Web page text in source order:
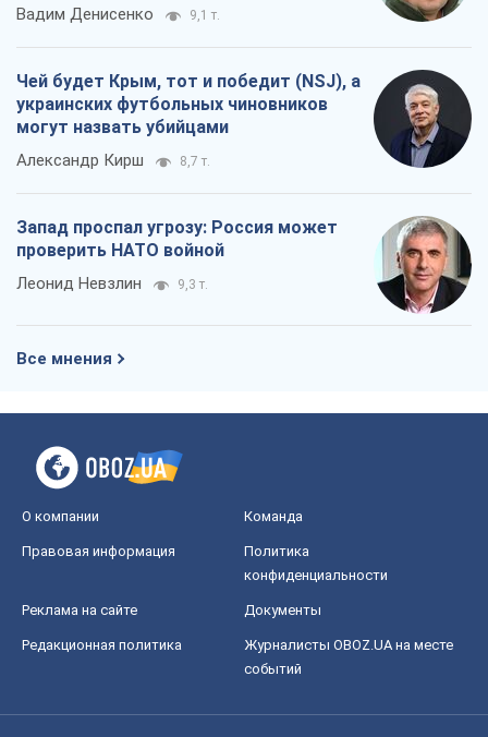
Вадим Денисенко 9,1 т.
Чей будет Крым, тот и победит (NSJ), а
украинских футбольных чиновников
могут назвать убийцами
Александр Кирш 8,7 т.
Запад проспал угрозу: Россия может
проверить НАТО войной
Леонид Невзлин 9,3 т.
Все мнения
О компании Команда
Правовая информация
Политика
конфиденциальности
Реклама на сайте Документы
Редакционная политика
Журналисты OBOZ.UA на месте
событий